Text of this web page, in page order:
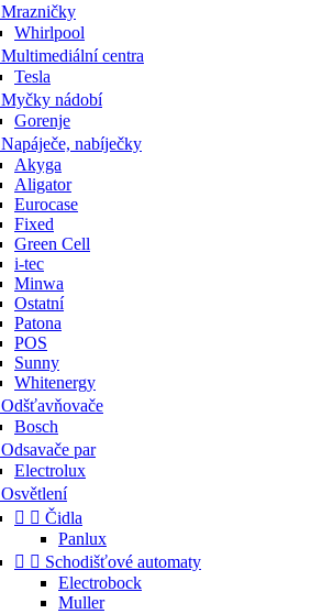
Mrazničky
Whirlpool
Multimediální centra
Tesla
Myčky nádobí
Gorenje
Napáječe, nabíječky
Akyga
Aligator
Eurocase
Fixed
Green Cell
i-tec
Minwa
Ostatní
Patona
POS
Sunny
Whitenergy
Odšťavňovače
Bosch
Odsavače par
Electrolux
Osvětlení
  Čidla
Panlux
  Schodišťové automaty
Electrobock
Muller